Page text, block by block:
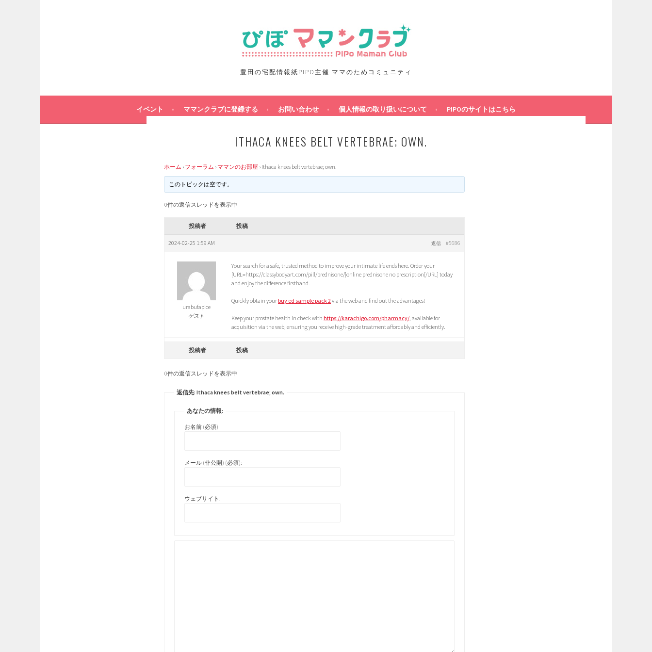
豊田の宅配情報紙PIPO主催 ママのためコミュニティ
イベント ママンクラブに登録する お問い合わせ 個人情報の取り扱いについて PIPOのサイトはこちら
ITHACA KNEES BELT VERTEBRAE; OWN.
ホーム › フォーラム › ママンのお部屋 › Ithaca knees belt vertebrae; own.
このトピックは空です。
0件の返信スレッドを表示中
投稿者 投稿
2024-02-25 1:59 AM #5686
返信
urabufapice
ゲスト
Your search for a safe, trusted method to improve your intimate life ends here. Order your
[URL=https://classybodyart.com/pill/prednisone/]online prednisone no prescription[/URL] today
and enjoy the difference firsthand.
Quickly obtain your buy ed sample pack 2via the web and find out the advantages!
Keep your prostate health in check with https://karachigo.com/pharmacy/, available for
acquisition via the web, ensuring you receive high-grade treatment affordably and efficiently.
投稿者 投稿
0件の返信スレッドを表示中
返信先: Ithaca knees belt vertebrae; own.
あなたの情報:
お名前 (必須)
メール (非公開) (必須):
ウェブサイト: